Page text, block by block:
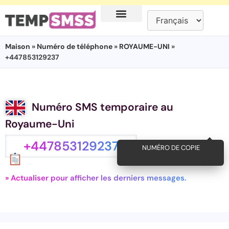
Maison » Numéro de téléphone » ROYAUME-UNI »
+447853129237
Numéro SMS temporaire au
Royaume-Uni
+447853129237 NUMÉRO DE COPIE
» Actualiser pour afficher les derniers messages.